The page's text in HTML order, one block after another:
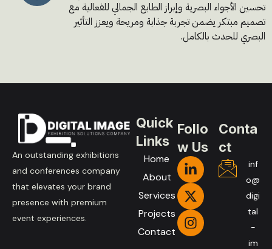
تحسين الأجواء البصرية وإبراز الطابع الجمالي للفعالية مع
تصميم مبتكر يضمن تجربة جذابة ومريحة ويعزز التأثير
البصري للحدث بالكامل.
An outstanding exhibitions
and conferences company
that elevates your brand
presence with premium
event experiences.
Quick
Links
Home
About
Services
Projects
Contact
Follo
w Us
Conta
ct
inf
o@
digi
tal
-
im